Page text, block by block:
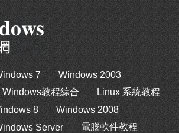
7
Windows 2003
Windows教程綜合
Linux 系統教程
8
Windows 2008
Server 電腦軟件教程